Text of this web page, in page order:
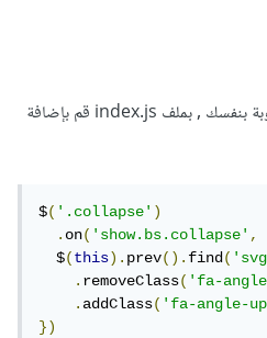
لا يزال عليك عمل التفاعلية المطلوبة بنفسك , بملف index.js قم بإضافة
$('.collapse')
.on('show.bs.collapse',
  $
(this).prev().find(
.removeClass('fa-
.addClass('fa-angle-
})